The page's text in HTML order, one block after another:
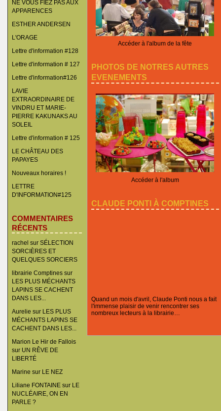
NE VOUS FIEZ PAS AUX
APPARENCES
ESTHER ANDERSEN
L'ORAGE
Lettre d'information #128
Lettre d'information # 127
Lettre d'information#126
LAVIE
EXTRAORDINAIRE DE
VINDRU ET MARIE-
PIERRE KAKUNAKS AU
SOLEIL
Lettre d'information # 125
LE CHÂTEAU DES
PAPAYES
Nouveaux horaires !
LETTRE
D'INFORMATION#125
COMMENTAIRES
RÉCENTS
rachel sur SÉLECTION
SORCIÈRES ET
QUELQUES SORCIERS
librairie Comptinessur
LES PLUS MÉCHANTS
LAPINS SE CACHENT
DANS LES...
Aurelie sur LES PLUS
MÉCHANTS LAPINS SE
CACHENT DANS LES...
Marion Le Hir de Fallois
sur UN RÊVE DE
LIBERTÉ
Marine sur LE NEZ
Liliane FONTAINEsur LE
NUCLÉAIRE, ON EN
PARLE ?
Accéder à l'album de la fête
PHOTOS DE NOTRES AUTRES
EVENEMENTS
Accéder à l'album
CLAUDE PONTI À COMPTINES
Quand un mois d'avril, Claude Ponti nous a fait
l'immense plaisir de venir rencontrer ses
nombreux lecteurs à la librairie…